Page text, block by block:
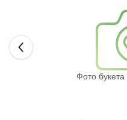
Фото букета